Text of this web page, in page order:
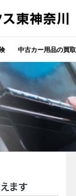
中古カー用品の買取
ます